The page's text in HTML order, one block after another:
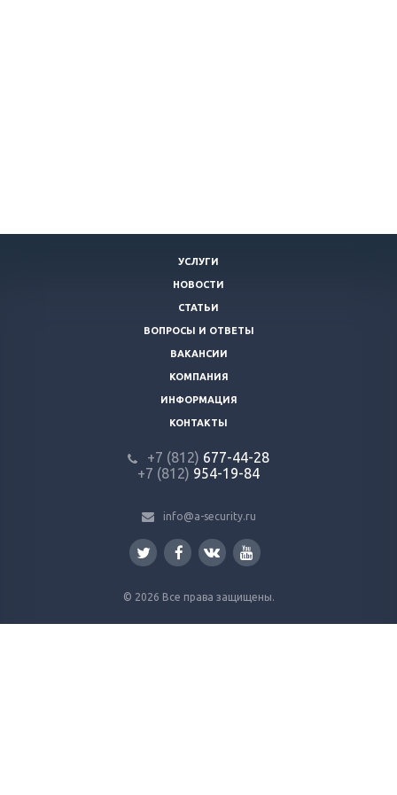
УСЛУГИ
НОВОСТИ
СТАТЬИ
ВОПРОСЫ И ОТВЕТЫ
ВАКАНСИИ
КОМПАНИЯ
ИНФОРМАЦИЯ
КОНТАКТЫ
+7 (812) 677-44-28
+7 (812) 954-19-84
info@a-security.ru
© 2026 Все права защищены.